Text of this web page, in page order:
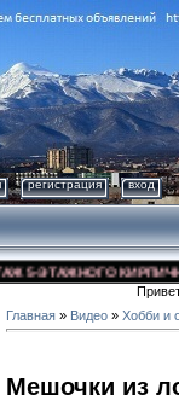
регистрация вход
Главная » Видео » Хобби и
Мешочки из